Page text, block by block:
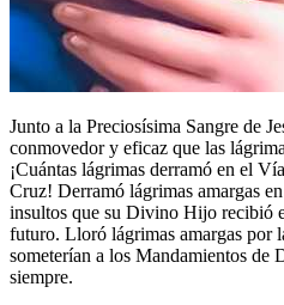
Junto a la Preciosísima Sangre de
conmovedor y eficaz que las
¡Cuántas lágrimas derramó en el
Cruz! Derramó lágrimas amargas
insultos que su Divino Hijo recibió
futuro. Lloró lágrimas amargas por
someterían a los Mandamientos de
siempre.